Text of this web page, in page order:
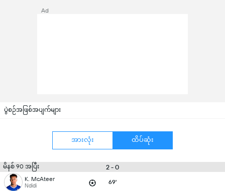
Ad
ပွဲစဉ်အဖြစ်အပျက်များ
အားလုံး ထိပ်ဆုံး
မိနစ် 90 အပြီး 2 - 0
K. McAteer
Ndidi 69'